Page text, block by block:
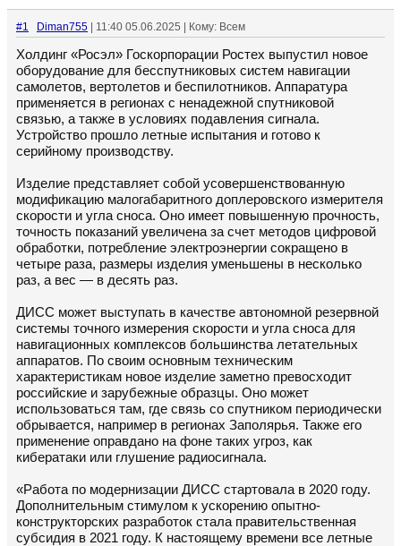
#1 Diman755 | 11:40 05.06.2025 | Кому: Всем
Холдинг «Росэл» Госкорпорации Ростех выпустил новое
оборудование для бесспутниковых систем навигации
самолетов, вертолетов и беспилотников. Аппаратура
применяется в регионах с ненадежной спутниковой
связью, а также в условиях подавления сигнала.
Устройство прошло летные испытания и готово к
серийному производству.
Изделие представляет собой усовершенствованную
модификацию малогабаритного доплеровского измерителя
скорости и угла сноса. Оно имеет повышенную прочность,
точность показаний увеличена за счет методов цифровой
обработки, потребление электроэнергии сокращено в
четыре раза, размеры изделия уменьшены в несколько
раз, а вес — в десять раз.
ДИСС может выступать в качестве автономной резервной
системы точного измерения скорости и угла сноса для
навигационных комплексов большинства летательных
аппаратов. По своим основным техническим
характеристикам новое изделие заметно превосходит
российские и зарубежные образцы. Оно может
использоваться там, где связь со спутником периодически
обрывается, например в регионах Заполярья. Также его
применение оправдано на фоне таких угроз, как
кибератаки или глушение радиосигнала.
«Работа по модернизации ДИСС стартовала в 2020 году.
Дополнительным стимулом к ускорению опытно-
конструкторских разработок стала правительственная
субсидия в 2021 году. К настоящему времени все летные